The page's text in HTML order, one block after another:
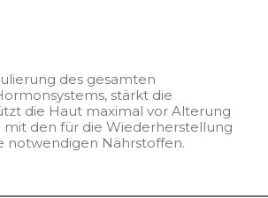
des gesamten
stärkt die
die Haut maximal vor Alterung
mit den für die Wiederherstellung
notwendigen Nährstoffen.